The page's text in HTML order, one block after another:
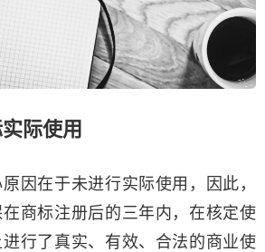
际使用
因在于未进行实际使用，因此，
商标注册后的三年内，在核定使
行了真实、有效、合法的商业使